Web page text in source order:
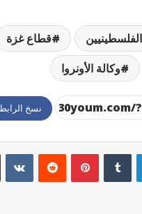
الفلسطينيين
قطاع غزة
وكالة الأونروا
نسخ الرابط
لينكدإن بينتيريست